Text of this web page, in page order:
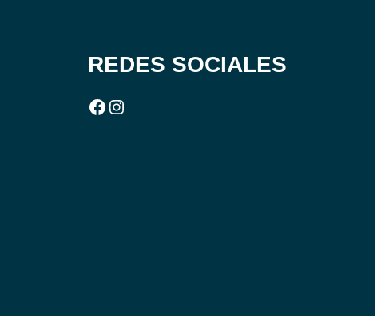
REDES SOCIALES
Facebook Instagram